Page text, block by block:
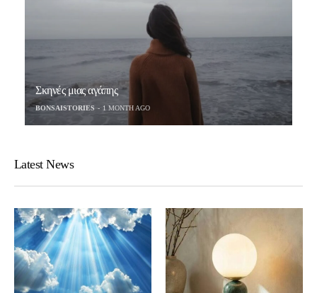
Σκηνές μιας αγάπης
BONSAISTORIES 1 MONTH AGO
Latest News